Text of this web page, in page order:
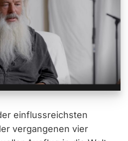
einflussreichsten
vergangenen vier